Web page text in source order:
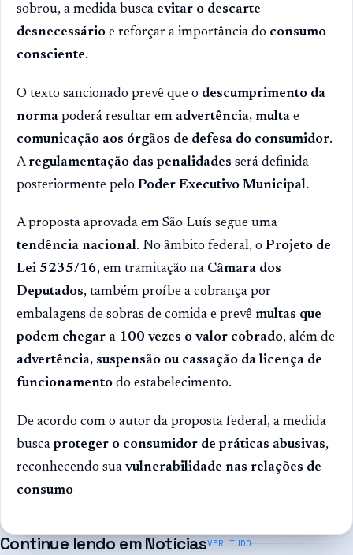
sobrou, a medida busca evitar o descarte
desnecessário e reforçar a importância do consumo
consciente.
O texto sancionado prevê que o descumprimento da
norma poderá resultar em advertência, multa e
comunicação aos órgãos de defesa do consumidor.
Aregulamentação das penalidades será definida
posteriormente pelo Poder Executivo Municipal.
A proposta aprovada em São Luís segue uma
tendência nacional. No âmbito federal, o Projeto de
Lei 5235/16, em tramitação na Câmara dos
Deputados, também proíbe a cobrança por
embalagens de sobras de comida e prevê multas que
podem chegar a 100 vezes o valor cobrado, além de
advertência, suspensão ou cassação da licença de
funcionamento do estabelecimento.
De acordo com o autor da proposta federal, a medida
busca proteger o consumidor de práticas abusivas,
reconhecendo sua vulnerabilidade nas relações de
consumo
Continue lendo emNotíciasVER TUDO